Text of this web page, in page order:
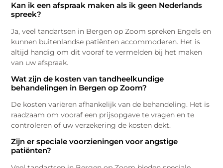
Kan ik een afspraak maken als ik geen Nederlands
spreek?
Ja, veel tandartsen in Bergen op Zoom spreken Engels en
kunnen buitenlandse patiënten accommoderen. Het is
altijd handig om dit vooraf te vermelden bij het maken
van uw afspraak.
Wat zijn de kosten van tandheelkundige
behandelingen in Bergen op Zoom?
De kosten variëren afhankelijk van de behandeling. Het is
raadzaam om vooraf een prijsopgave te vragen en te
controleren of uw verzekering de kosten dekt.
Zijn er speciale voorzieningen voor angstige
patiënten?